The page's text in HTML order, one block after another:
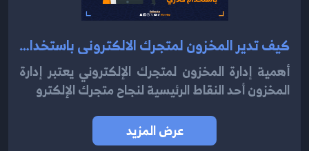
كيف تدير المخزون لمتجرك الالكتروني باستخدام قلاري 2024
أهمية إدارة المخزون لمتجرك الإلكتروني يعتبر إدارة
المخزون أحد النقاط الرئيسية لنجاح متجرك الإلكترو
عرض المزيد